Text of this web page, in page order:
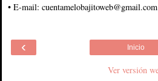
• E-mail: cuentamelobajitoweb@gmail.com
‹ Inicio
Ver versión